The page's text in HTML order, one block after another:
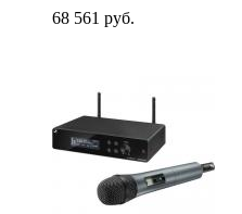
68 561 руб.